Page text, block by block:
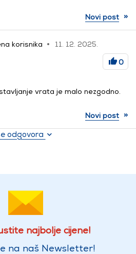
Novi post »
korisnika
11. 12. 2025.
0
vrata je malo nezgodno.
Novi post »
odgovora
najbolje cijene!
na naš Newsletter!